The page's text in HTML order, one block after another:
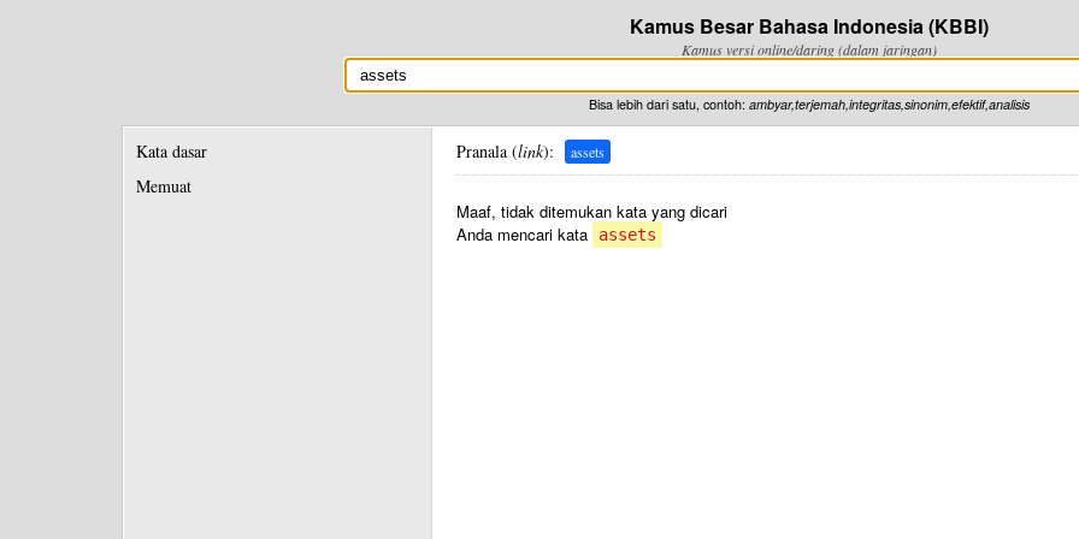
Kamus Besar Bahasa Indonesia (KBBI)
Kamus versi online/daring (dalam jaringan)
Bisa lebih dari satu, contoh: ambyar,terjemah,integritas,sinonim,efektif,analisis
Kata dasar
Memuat
Pranala (link): assets
Maaf, tidak ditemukan kata yang dicari
Anda mencari kata
assets